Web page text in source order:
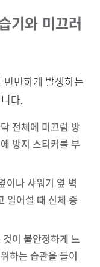
기와 미끄러
빈번하게 발생하는
다.
전체에 미끄럼 방
방지 스티커를 부
이나 샤워기 옆 벽
일어설 때 신체 중
이 불안정하게 느
하는 습관을 들이